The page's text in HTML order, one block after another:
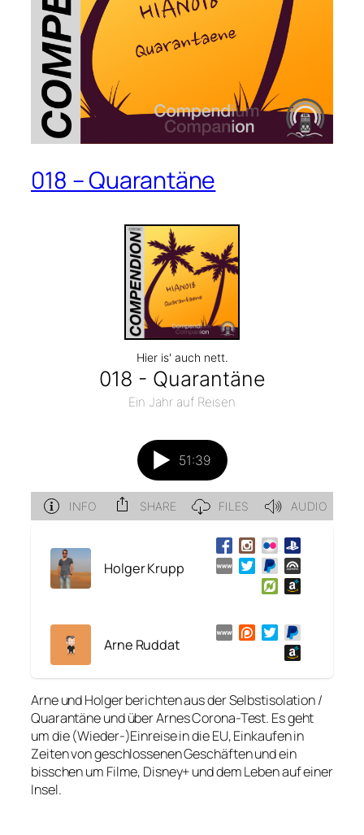
018 – Quarantäne
Holger Krupp
Arne Ruddat
Arne und Holger berichten aus der Selbstisolation /
Quarantäne und über Arnes Corona-Test. Es geht
um die (Wieder-)Einreise in die EU, Einkaufen in
Zeiten von geschlossenen Geschäften und ein
bisschen um Filme, Disney+ und dem Leben auf einer
Insel.